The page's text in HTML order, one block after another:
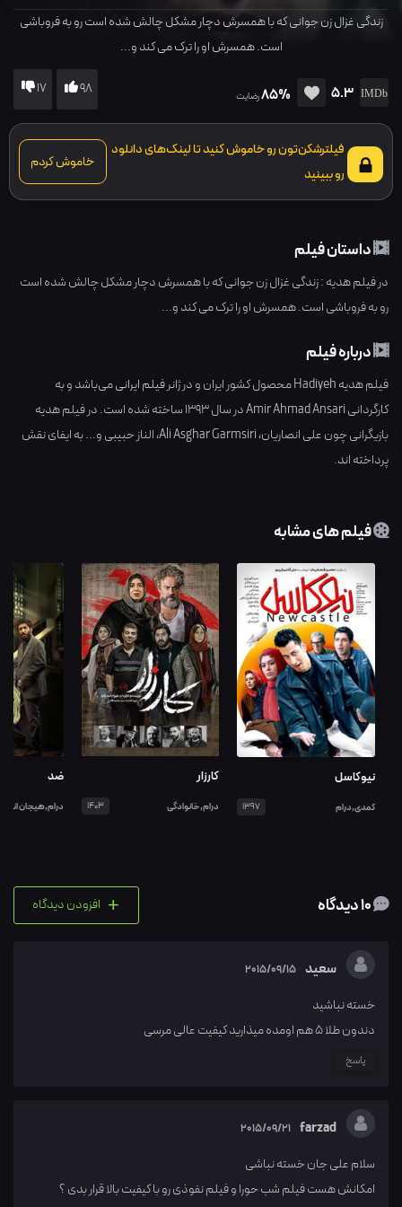
زندگی غزال زن جوانی که با همسرش دچار مشکل چالش شده است رو به فروباشی
است. همسرش او را ترک می کند و...
5.3
85%رضایت 98
17
فیلترشکن‌تون رو خاموش کنید تا لینک‌های دانلود
رو ببینید
خاموش کردم
داستان فیلم
در فیلم هدیه : زندگی غزال زن جوانی که با همسرش دچار مشکل چالش شده است
رو به فروباشی است. همسرش او را ترک می کند و...
درباره فیلم
فیلم هدیه Hadiyeh محصول کشور ایرانو در ژانرفیلم ایرانیمی‌باشد و به
کارگردانیAmir Ahmad Ansariدر سال1393ساخته شده است. در فیلم هدیه
بازیگرانی چونعلی انصاریان،Ali Asghar Garmsiri،الناز حبیبیو... به ایفای نقش
پرداخته اند.
فیلم های مشابه
نیوکاسل
کمدی,درام 1397
کارزار
درام,خانوادگی 1403
ضد
درام,هیجان انگیز
+ افزودن دیدگاه
سعید 2015/09/15
خسته نباشید
دندون طلا 5 هم اومده میذارید کیفیت عالی مرسی
پاسخ
farzad
2015/09/21
سلام علی جان خسته نباشی
امکانش هست فیلم شب حورا و فیلم نفوذی رو با کیفیت بالا قرار بدی ؟